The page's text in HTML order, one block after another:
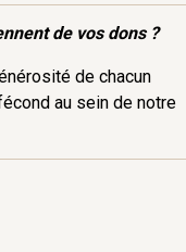
de vos dons ?
de chacun
au sein de notre